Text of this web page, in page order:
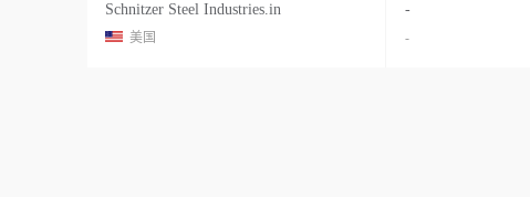
Schnitzer Steel Industries.in
美国
-
-